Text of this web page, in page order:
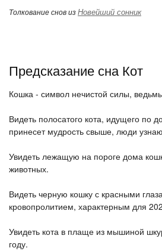
Толкование снов изНовейший сонник
Предсказание сна Кот
Кошка - символ нечистой силы,
Видеть полосатого кота, идущего по
принесет мудрость свыше, люди
Увидеть лежащую на пороге дома
животных.
Видеть черную кошку с красными
кровопролитием, характерным для
Увидеть кота в плаще из мышиной
году.